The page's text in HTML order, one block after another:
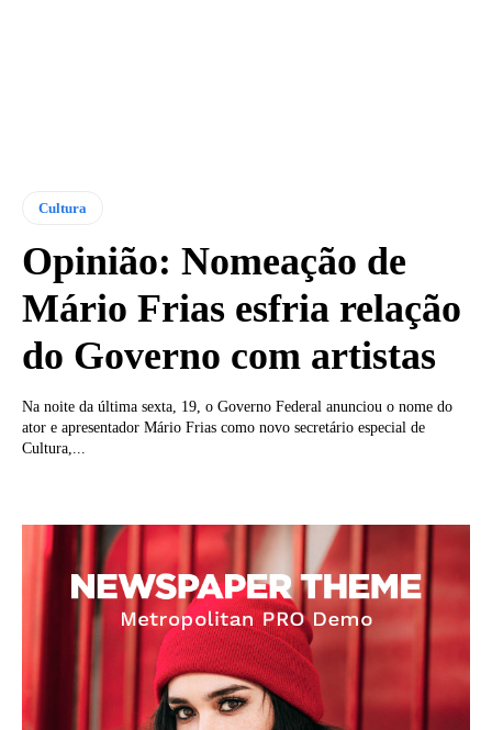
Cultura
Opinião: Nomeação de
Mário Frias esfria relação
do Governo com artistas
Na noite da última sexta, 19, o Governo Federal anunciou o nome do
ator e apresentador Mário Frias como novo secretário especial de
Cultura,...